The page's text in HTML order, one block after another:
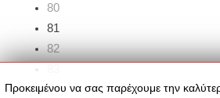
80
81
82
84
Προκειμένου να σας παρέχουμε την